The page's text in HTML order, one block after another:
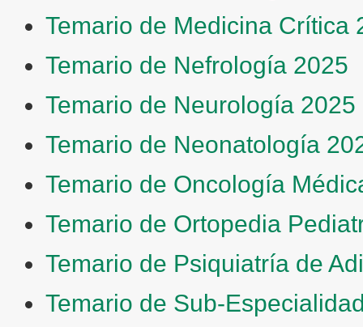
Temario de Medicina Crítica
Temario de Nefrología 2025
Temario de Neurología 2025
Temario de Neonatología
Temario de Oncología
Temario de Ortopedia
Temario de Psiquiatría de
Temario de Sub-